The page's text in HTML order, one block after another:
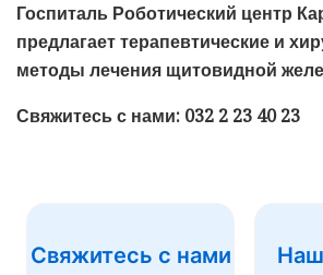
Госпиталь Роботический центр
предлагает терапевтические и
методы лечения щитовидной
Свяжитесь с нами: 032 2 23 40 23
Свяжитесь с нами